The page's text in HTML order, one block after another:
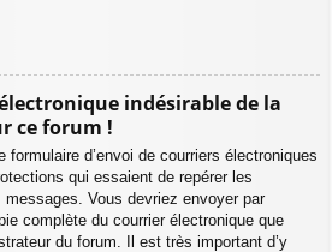
indésirable de la
ce forum !
formulaire d’envoi de courriers électroniques
qui essaient de repérer les
Vous devriez envoyer par
complète du courrier électronique que
du forum. Il est très important d’y